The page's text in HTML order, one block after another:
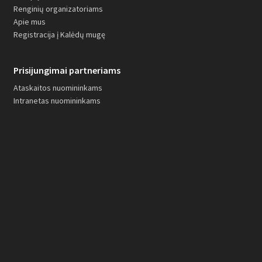
Renginių organizatoriams
Apie mus
Registracija į Kalėdų mugę
Prisijungimai partneriams
Ataskaitos nuomininkams
Intranetas nuomininkams